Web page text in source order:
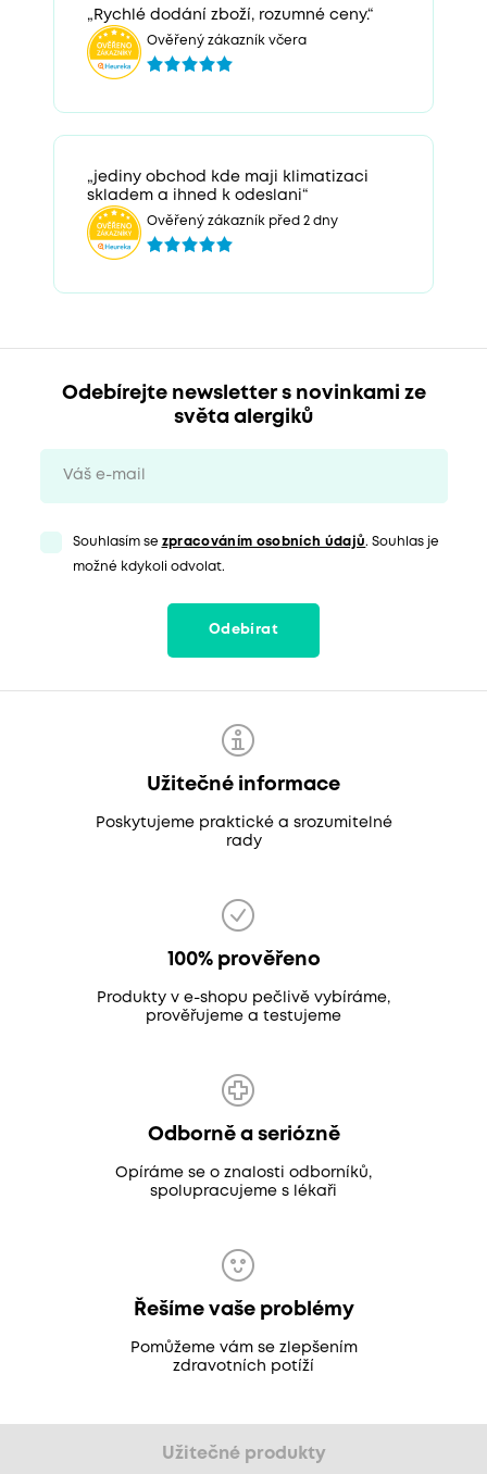
„Rychlé dodání zboží, rozumné ceny.“
Ověřený zákazník včera
„jediny obchod kde maji klimatizaci
skladem a ihned k odeslani“
Ověřený zákazník před 2 dny
Odebírejte newsletter s novinkami ze
světa alergiků
Souhlasím se zpracováním osobních údajů. Souhlas je
možné kdykoli odvolat.
Odebírat
Užitečné informace
Poskytujeme praktické a srozumitelné
rady
100% prověřeno
Produkty v e-shopu pečlivě vybíráme,
prověřujeme a testujeme
Odborně a seriózně
Opíráme se o znalosti odborníků,
spolupracujeme s lékaři
Řešíme vaše problémy
Pomůžeme vám se zlepšením
zdravotních potíží
Užitečné produkty